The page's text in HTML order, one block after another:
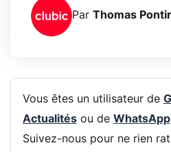
Par Thomas
Vous êtes un utilisateur de
Actualitésou de WhatsApp
Suivez-nous pour ne rien